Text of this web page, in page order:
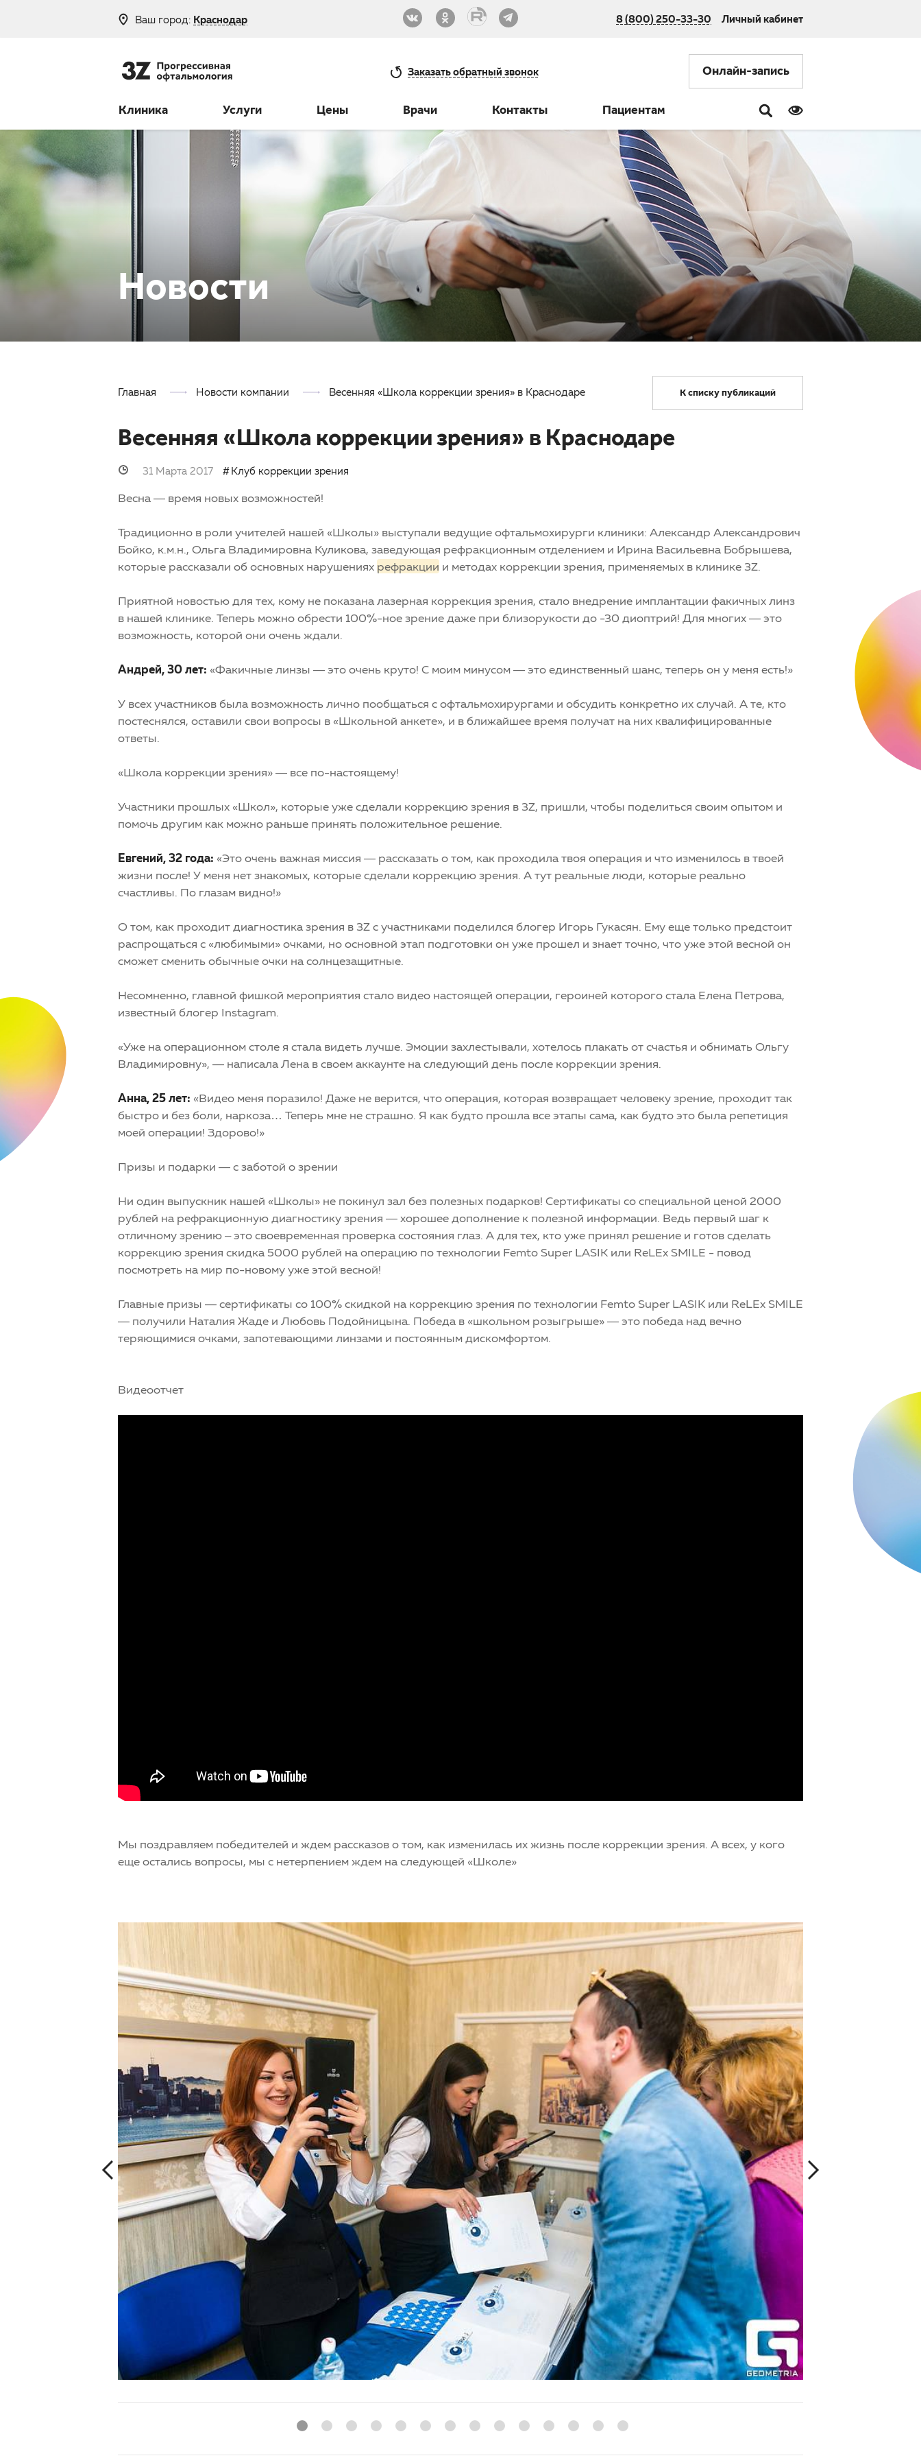
Ваш город: Краснодар 8 (800) 250-33-30 Личный кабинет
Заказатьобратный звонок Онлайн-запись
Клиника Услуги Цены Врачи Контакты Пациентам
Новости
Главная Новости компании Весенняя «Школа коррекции зрения» в Краснодаре К списку публикаций
Весенняя «Школа коррекции зрения» в Краснодаре
31 Марта 2017 Клуб коррекции зрения
Весна — время новых возможностей!
Традиционно в роли учителей нашей «Школы» выступали ведущие офтальмохирурги клиники: Александр Александрович
Бойко, к.м.н., Ольга Владимировна Куликова, заведующая рефракционным отделением и Ирина Васильевна Бобрышева,
которые рассказали об основных нарушениях рефракции и методах коррекции зрения, применяемых в клинике 3Z.
Приятной новостью для тех, кому не показана лазерная коррекция зрения, стало внедрение имплантации факичных линз
в нашей клинике. Теперь можно обрести 100%-ное зрение даже при близорукости до -30 диоптрий! Для многих — это
возможность, которой они очень ждали.
Андрей, 30 лет: «Факичные линзы — это очень круто! С моим минусом — это единственный шанс, теперь он у меня есть!»
У всех участников была возможность лично пообщаться с офтальмохирургами и обсудить конкретно их случай. А те, кто
постеснялся, оставили свои вопросы в «Школьной анкете», и в ближайшее время получат на них квалифицированные
ответы.
«Школа коррекции зрения» — все по-настоящему!
Участники прошлых «Школ», которые уже сделали коррекцию зрения в 3Z, пришли, чтобы поделиться своим опытом и
помочь другим как можно раньше принять положительное решение.
Евгений, 32 года: «Это очень важная миссия — рассказать о том, как проходила твоя операция и что изменилось в твоей
жизни после! У меня нет знакомых, которые сделали коррекцию зрения. А тут реальные люди, которые реально
счастливы. По глазам видно!»
О том, как проходит диагностика зрения в 3Z с участниками поделился блогер Игорь Гукасян. Ему еще только предстоит
распрощаться с «любимыми» очками, но основной этап подготовки он уже прошел и знает точно, что уже этой весной он
сможет сменить обычные очки на солнцезащитные.
Несомненно, главной фишкой мероприятия стало видео настоящей операции, героиней которого стала Елена Петрова,
известный блогер Instagram.
«Уже на операционном столе я стала видеть лучше. Эмоции захлестывали, хотелось плакать от счастья и обнимать Ольгу
Владимировну», — написала Лена в своем аккаунте на следующий день после коррекции зрения.
Анна, 25 лет: «Видео меня поразило! Даже не верится, что операция, которая возвращает человеку зрение, проходит так
быстро и без боли, наркоза… Теперь мне не страшно. Я как будто прошла все этапы сама, как будто это была репетиция
моей операции! Здорово!»
Призы и подарки — с заботой о зрении
Ни один выпускник нашей «Школы» не покинул зал без полезных подарков! Сертификаты со специальной ценой 2000
рублей на рефракционную диагностику зрения — хорошее дополнение к полезной информации. Ведь первый шаг к
отличному зрению – это своевременная проверка состояния глаз. А для тех, кто уже принял решение и готов сделать
коррекцию зрения скидка 5000 рублей на операцию по технологии Femto Super LASIK или ReLEx SMILE - повод
посмотреть на мир по-новому уже этой весной!
Главные призы — сертификаты со 100% скидкой на коррекцию зрения по технологии Femto Super LASIK или ReLEx SMILE
— получили Наталия Жаде и Любовь Подойницына. Победа в «школьном розыгрыше» — это победа над вечно
теряющимися очками, запотевающими линзами и постоянным дискомфортом.
Видеоотчет
Мы поздравляем победителей и ждем рассказов о том, как изменилась их жизнь после коррекции зрения. А всех, у кого
еще остались вопросы, мы с нетерпением ждем на следующей «Школе»